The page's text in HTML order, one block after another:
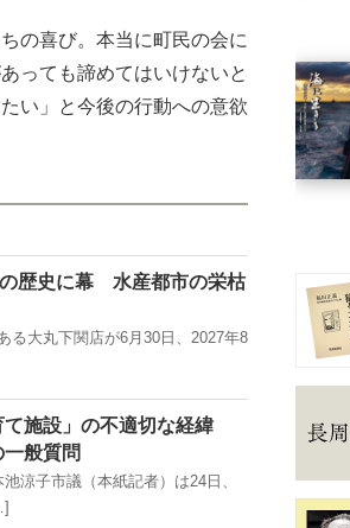
の喜び。本当に町民の会に
っても諦めてはいけないと
い」と今後の行動への意欲
歴史に幕 水産都市の栄枯
る大丸下関店が6月30日、2027年8
施設」の不適切な経緯
般質問
涼子市議（本紙記者）は24日、